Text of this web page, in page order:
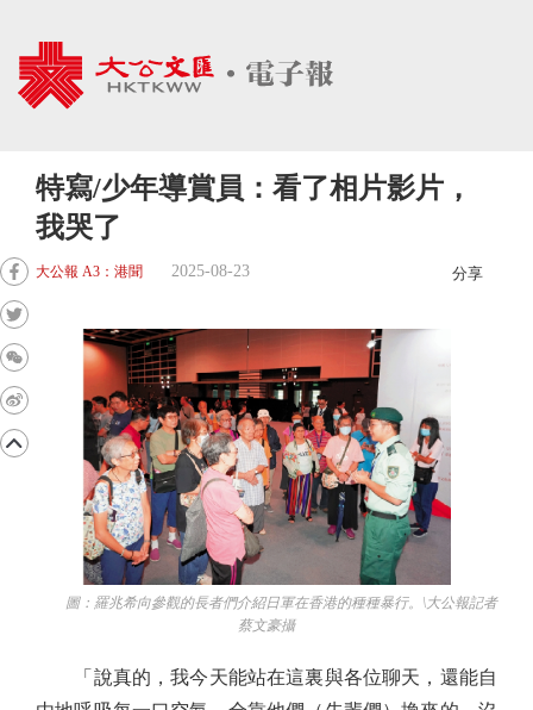
特寫/少年導賞員：看了相片影片，
我哭了
大公報 A3：港聞 2025-08-23 分享
圖：羅兆希向參觀的長者們介紹日軍在香港的種種暴行。\大公報記者
蔡文豪攝
「說真的，我今天能站在這裏與各位聊天，還能自